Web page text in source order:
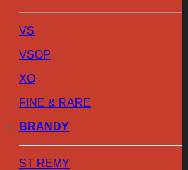
VS
VSOP
XO
FINE & RARE
BRANDY
ST REMY